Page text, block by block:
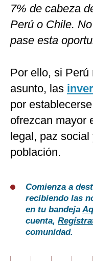
7% de cabeza
Perú o Chile.
pase esta
Por ello, si Perú
asunto, las
por
ofrezcan mayor
legal, paz
población.
Comienza a
recibiendo las
en tu bandeja
cuenta,
comunidad.